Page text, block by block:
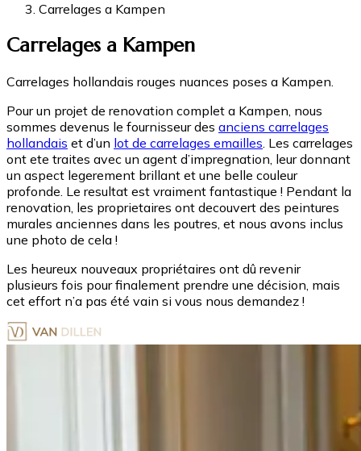
Carrelages a Kampen
Carrelages a Kampen
Carrelages hollandais rouges nuances poses a Kampen.
Pour un projet de renovation complet a Kampen, nous
sommes devenus le fournisseur des anciens carrelages
hollandais et d’un lot de carrelages emailles . Les carrelages
ont ete traites avec un agent d’impregnation, leur donnant
un aspect legerement brillant et une belle couleur
profonde. Le resultat est vraiment fantastique ! Pendant la
renovation, les proprietaires ont decouvert des peintures
murales anciennes dans les poutres, et nous avons inclus
une photo de cela !
Les heureux nouveaux propriétaires ont dû revenir
plusieurs fois pour finalement prendre une décision, mais
cet effort n’a pas été vain si vous nous demandez !